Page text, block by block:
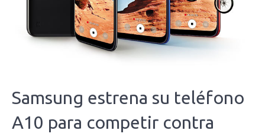
Samsung estrena su teléfono
A10 para competir contra